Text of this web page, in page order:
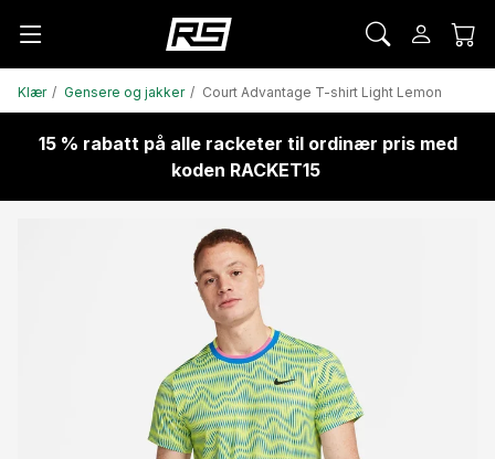
Klær Gensere og jakker Court Advantage T-shirt Light Lemon
15 % rabatt på alle racketer til ordinær pris med
koden RACKET15